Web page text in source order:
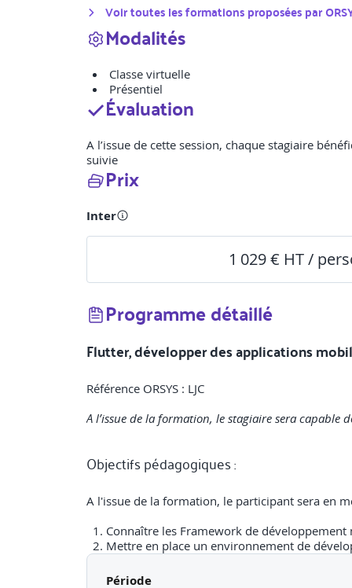
Voir toutes les formations proposées par
Modalités
Classe virtuelle
Présentiel
Évaluation
A l’issue de cette session, chaque stagiaire
suivie
Prix
Inter
1 029 € HT /
Programme détaillé
Flutter, développer des applications
Référence ORSYS : LJC
A l’issue de la formation, le stagiaire sera
Objectifs pédagogiques :
A l'issue de la formation, le participant sera en
Connaître les Framework de
Mettre en place un environnement de
Concevoir l'architecture logicielle d'une
Construire une interface responsive
Période